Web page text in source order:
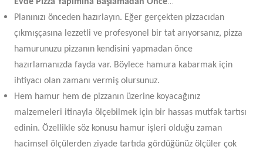
Planınızı önceden hazırlayın. Eğer gerçekten pizzacıdan
çıkmışçasına lezzetli ve profesyonel bir tat arıyorsanız, pizza
hamurunuzu pizzanın kendisini yapmadan önce
hazırlamanızda fayda var. Böylece hamura kabarmak için
ihtiyacı olan zamanı vermiş olursunuz.
Hem hamur hem de pizzanın üzerine koyacağınız
malzemeleri itinayla ölçebilmek için bir hassas mutfak tartısı
edinin. Özellikle söz konusu hamur işleri olduğu zaman
hacimsel ölçülerden ziyade tartıda gördüğünüz ölçüler çok